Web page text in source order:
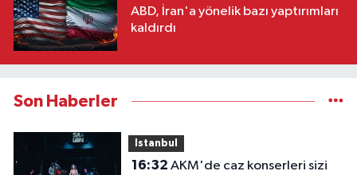
ABD, İran'a yönelik bazı yaptırımları
kaldırdı
Son Haberler
Istanbul
16:32